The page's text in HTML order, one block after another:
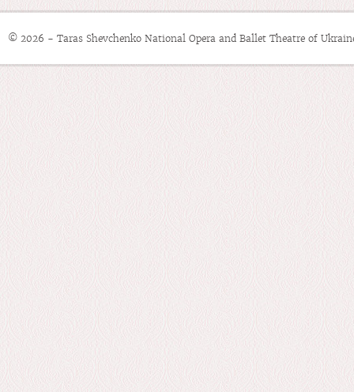
© 2026 - Taras Shevchenko National Opera and Ballet Theatre of